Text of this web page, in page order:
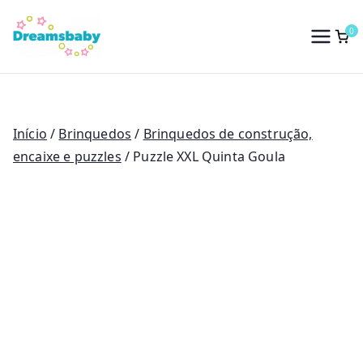
para
conteúdo
Dreams Baby
0
Início / Brinquedos / Brinquedos de construção,
encaixe e puzzles / Puzzle XXL Quinta Goula